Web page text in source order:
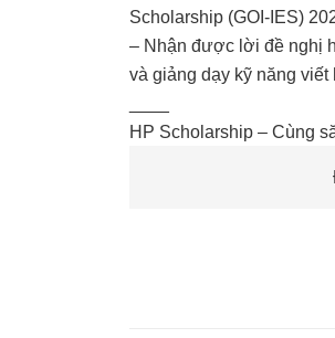
Scholarship (GOI-IES)
– Nhận được lời đề nghị
và giảng dạy kỹ năng viết
HP Scholarship – Cùng